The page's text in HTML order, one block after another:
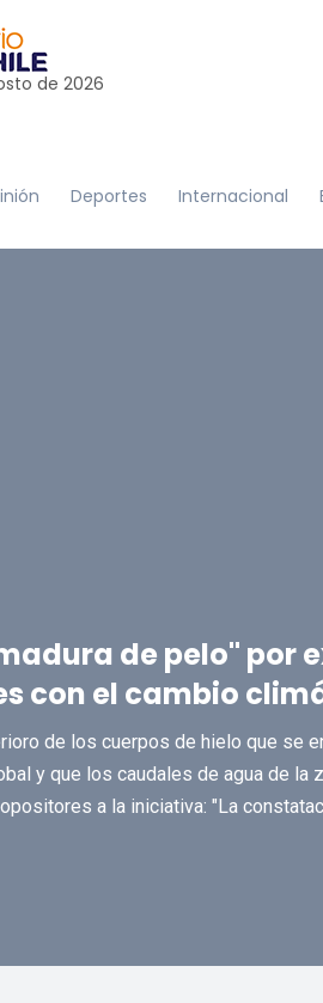
de 2026
Deportes Internacional
de pelo" por
con el cambio
de los cuerpos de hielo que se
y que los caudales de agua de la
a la iniciativa: "La